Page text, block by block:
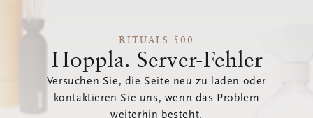
RITUALS 500
Hoppla. Server-Fehler
Versuchen Sie, die Seite neu zu laden oder
kontaktieren Sie uns, wenn das Problem
weiterhin besteht.